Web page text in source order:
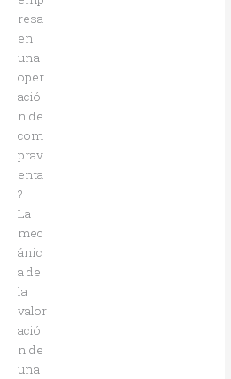
resa
en
una
oper
ació
n de
com
prav
enta
?
La
mec
ánic
a de
la
valor
ació
n de
una